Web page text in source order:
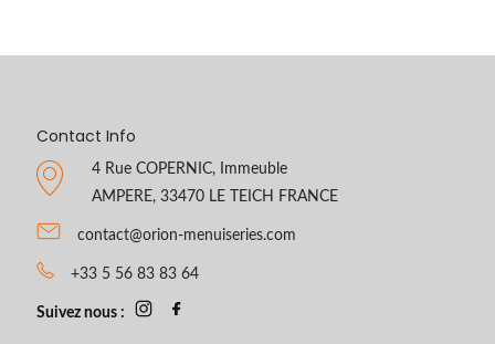
Contact Info
4 Rue COPERNIC, Immeuble
AMPERE, 33470 LE TEICH FRANCE
contact@orion-menuiseries.com
+33 5 56 83 83 64
Suivez nous :